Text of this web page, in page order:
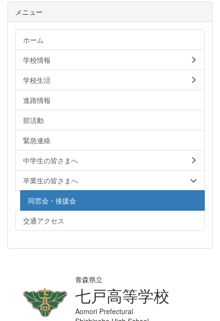
メニュー
ホーム
学校情報
学校生活
進路情報
部活動
緊急連絡
中学生の皆さまへ
卒業生の皆さまへ
同窓会・後援会
交通アクセス
青森県立
七戸高等学校
Aomori Prefectural